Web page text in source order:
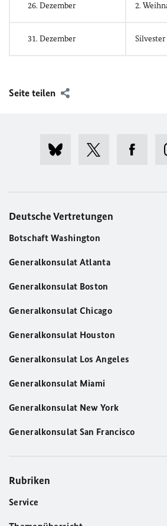
26. Dezember 2.
31. Dezember Silvester
Seite teilen
Deutsche Vertretungen
Botschaft Washington
Generalkonsulat Atlanta
Generalkonsulat Boston
Generalkonsulat Chicago
Generalkonsulat Houston
Generalkonsulat Los Angeles
Generalkonsulat Miami
Generalkonsulat New York
Generalkonsulat San Francisco
Rubriken
Service